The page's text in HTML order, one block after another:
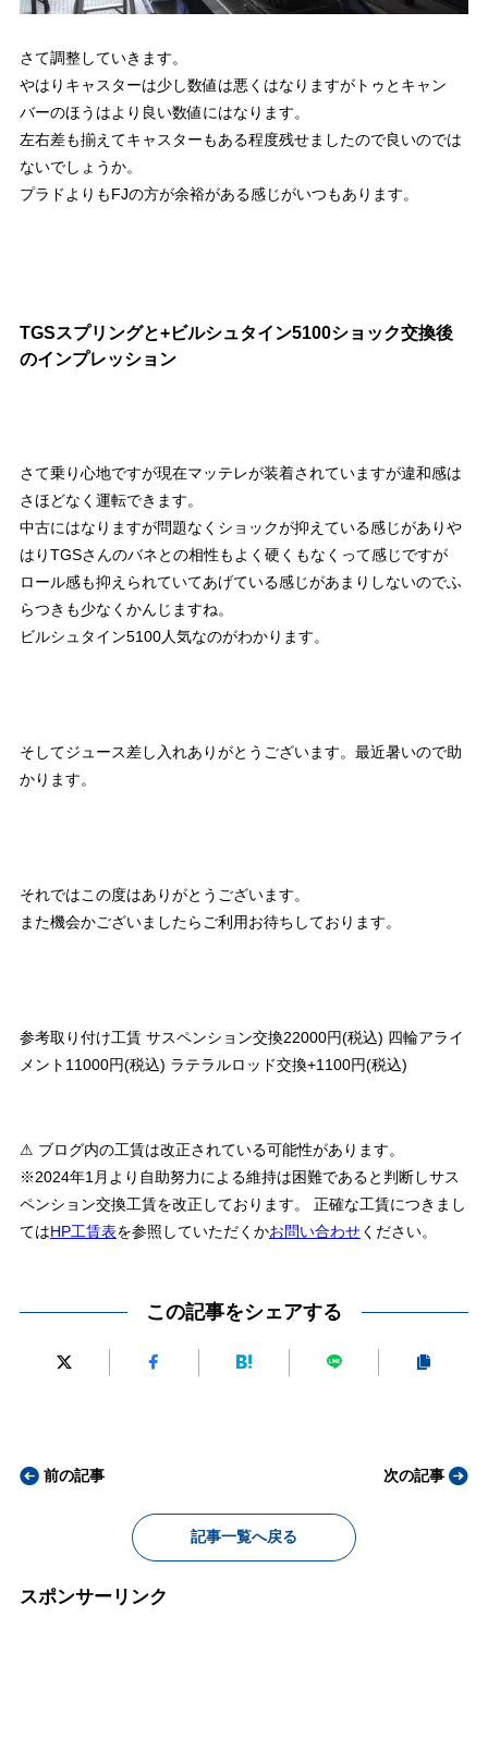
さて調整していきます。
やはりキャスターは少し数値は悪くはなりますがトゥとキャン
バーのほうはより良い数値にはなります。
左右差も揃えてキャスターもある程度残せましたので良いのでは
ないでしょうか。
プラドよりもFJの方が余裕がある感じがいつもあります。
TGSスプリングと+ビルシュタイン5100ショック交換後
のインプレッション
さて乗り心地ですが現在マッテレが装着されていますが違和感は
さほどなく運転できます。
中古にはなりますが問題なくショックが抑えている感じがありや
はりTGSさんのバネとの相性もよく硬くもなくって感じですが
ロール感も抑えられていてあげている感じがあまりしないのでふ
らつきも少なくかんじますね。
ビルシュタイン5100人気なのがわかります。
そしてジュース差し入れありがとうございます。最近暑いので助
かります。
それではこの度はありがとうございます。
また機会かございましたらご利用お待ちしております。
参考取り付け工賃 サスペンション交換22000円(税込) 四輪アライ
メント11000円(税込) ラテラルロッド交換+1100円(税込)
⚠ ブログ内の工賃は改正されている可能性があります。
※2024年1月より自助努力による維持は困難であると判断しサス
ペンション交換工賃を改正しております。 正確な工賃につきまし
てはHP工賃表を参照していただくかお問い合わせください。
この記事をシェアする
前の記事
記事一覧へ戻る
次の記事
スポンサーリンク